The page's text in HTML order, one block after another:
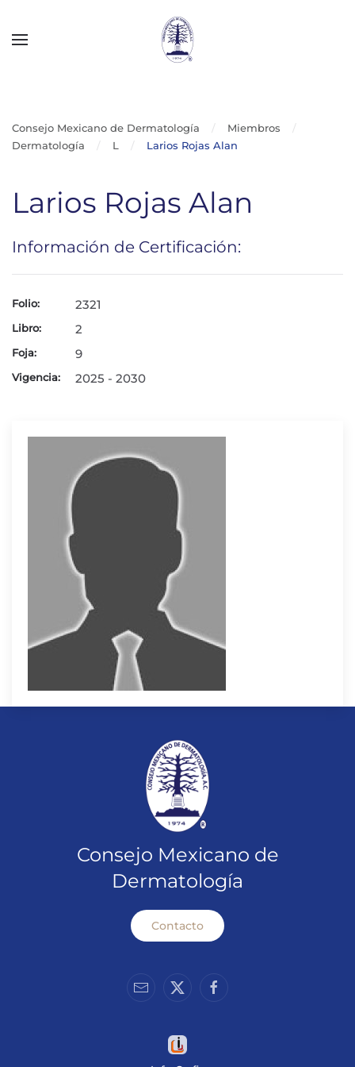
Consejo Mexicano de Dermatología
Miembros
Dermatología
L Larios Rojas Alan
Larios Rojas Alan
Información de Certificación:
Folio: 2321
Libro: 2
Foja: 9
Vigencia: 2025 - 2030
Consejo Mexicano de
Dermatología
Contacto